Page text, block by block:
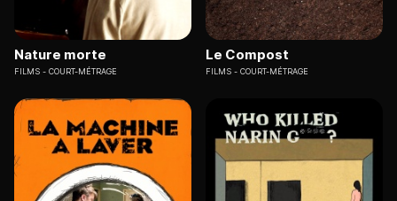
Nature morte
FILMS COURT-MÉTRAGE
Le Compost
FILMS COURT-MÉTRAGE